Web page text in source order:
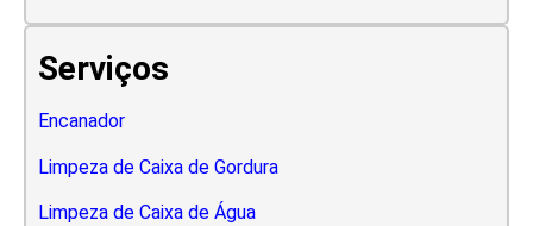
Serviços
Encanador
Limpeza de Caixa de Gordura
Limpeza de Caixa de Água